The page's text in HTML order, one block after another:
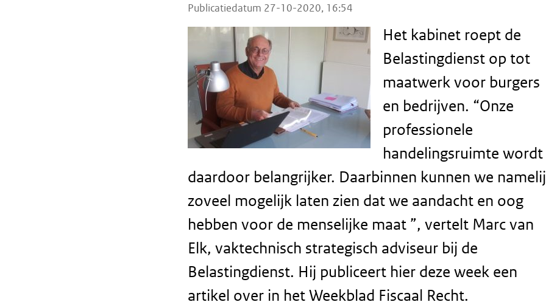
Publicatiedatum 27-10-2020, 16:54
Het kabinet roept de
Belastingdienst op tot
maatwerk voor burgers
en bedrijven. “Onze
professionele
handelingsruimte wordt
daardoor belangrijker. Daarbinnen kunnen we
zoveel mogelijk laten zien dat we aandacht en oog
hebben voor de menselijke maat ”, vertelt Marc van
Elk, vaktechnisch strategisch adviseur bij de
Belastingdienst. Hij publiceert hier deze week een
artikel over in het Weekblad Fiscaal Recht.